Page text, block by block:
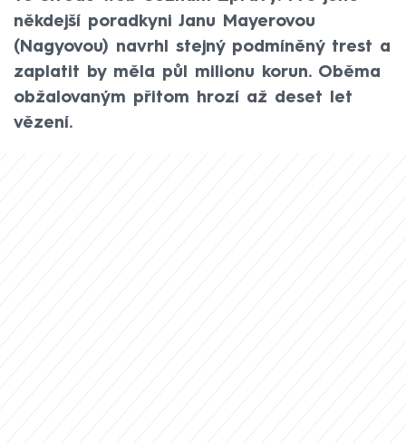
někdejší poradkyni Janu Mayerovou
(Nagyovou) navrhl stejný podmíněný trest a
zaplatit by měla půl milionu korun. Oběma
obžalovaným přitom hrozí až deset let
vězení.